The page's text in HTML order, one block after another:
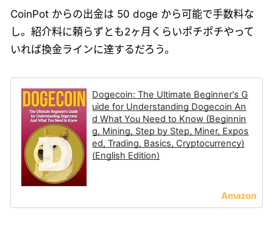
CoinPot からの出金は 50 doge から可能で手数料な
し。紹介料に頼らずとも2ヶ月くらいポチポチやって
いれば換金ラインに達するだろう。
Dogecoin: The Ultimate Beginner's G
uide for Understanding Dogecoin An
d What You Need to Know (Beginnin
g, Mining, Step by Step, Miner, Expos
ed, Trading, Basics, Cryptocurrency)
(English Edition)